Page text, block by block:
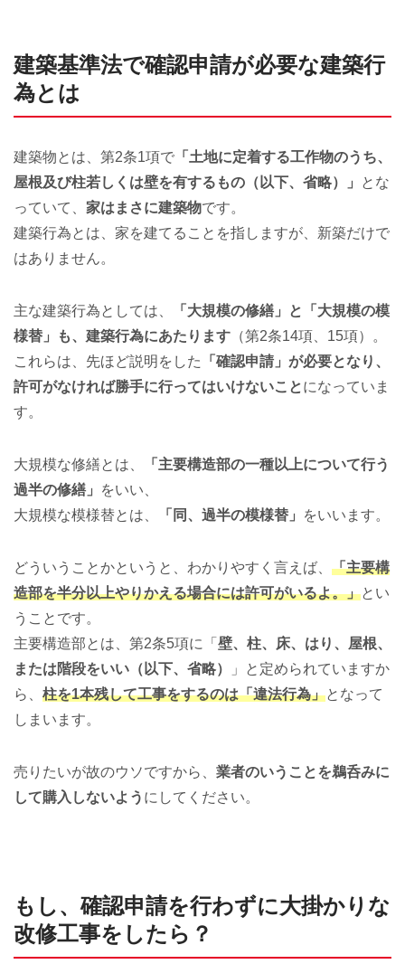
建築基準法で確認申請が必要な建築行
為とは
建築物とは、第2条1項で 「土地に定着する工作物のうち、
屋根及び柱若しくは壁を有するもの（以下、省略）」
とな
っていて、 家はまさに建築物です。
建築行為とは、家を建てることを指しますが、新築だけで
はありません。
主な建築行為としては、
「大規模の修繕」と「大規模の模
様替」も、建築行為にあたります （第2条14項、15項）。
これらは、先ほど説明をした
「確認申請」が必要となり、
許可がなければ勝手に行ってはいけないことになっていま
す。
大規模な修繕とは、
「主要構造部の一種以上について行う
過半の修繕」
をいい、
大規模な模様替とは、
「同、過半の模様替」 をいいます。
どういうことかというと、わかりやすく言えば、 「主要構
造部を半分以上やりかえる場合には許可がいるよ。」とい
うことです。
主要構造部とは、第2条5項に「 壁、柱、床、はり、屋根、
または階段をいい（以下、省略）
」と定められていますか
ら、 柱を1本残して工事をするのは「違法行為」となって
しまいます。
売りたいが故のウソですから、 業者のいうことを鵜呑みに
して購入しないよう にしてください。
もし、確認申請を行わずに大掛かりな
改修工事をしたら？